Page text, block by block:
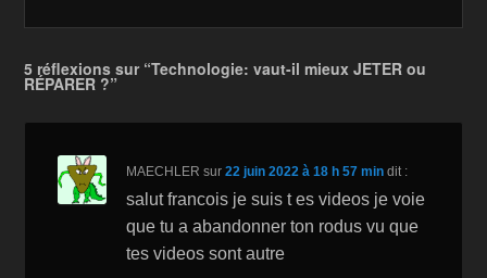
o
o
k
n
W
h
Li
st
n
k
5 réflexions sur “Technologie: vaut-il mieux JETER ou
RÉPARER ?”
MAECHLER sur22 juin 2022 à 18 h 57 min dit :
salut francois je suis t es videos je voie
que tu a abandonner ton rodus vu que
tes videos sont autre